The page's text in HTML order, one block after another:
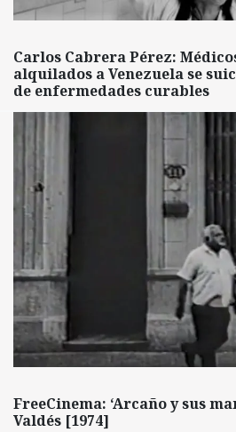
Carlos Cabrera Pérez:
alquilados a Venezuela se
de enfermedades curables
FreeCinema: ‘Arcaño y sus
Valdés [1974]